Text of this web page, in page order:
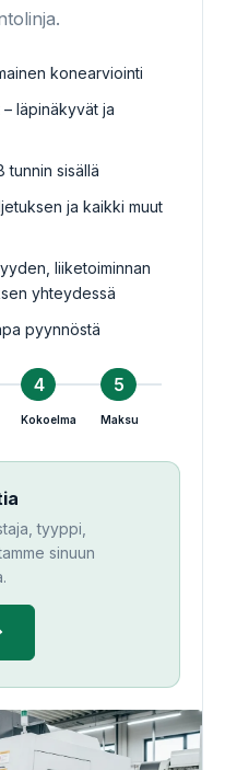
konearviointi
läpinäkyvät ja
tunnin sisällä
ja kaikki muut
liiketoiminnan
yhteydessä
pyynnöstä
4
Kokoelma
5
Maksu
tyyppi,
sinuun